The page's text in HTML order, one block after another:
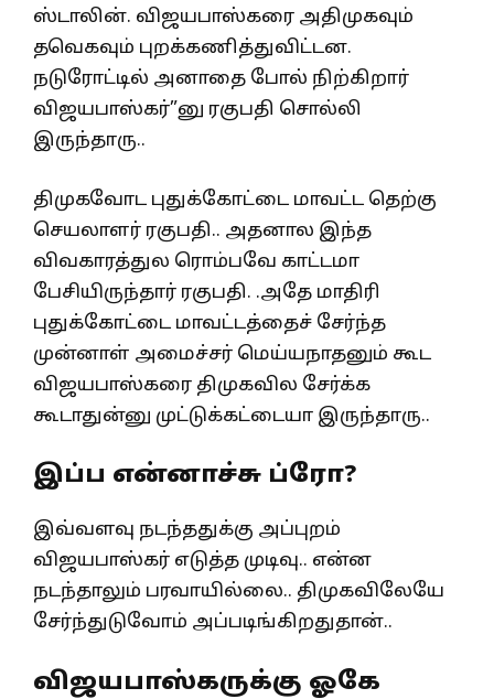
ஸ்டாலின். விஜயபாஸ்கரை அதிமுகவும்
தவெகவும் புறக்கணித்துவிட்டன.
நடுரோட்டில் அனாதை போல் நிற்கிறார்
விஜயபாஸ்கர்”னு ரகுபதி சொல்லி
இருந்தாரு..
திமுகவோட புதுக்கோட்டை மாவட்ட தெற்கு
செயலாளர் ரகுபதி.. அதனால இந்த
விவகாரத்துல ரொம்பவே காட்டமா
பேசியிருந்தார் ரகுபதி. .அதே மாதிரி
புதுக்கோட்டை மாவட்டத்தைச் சேர்ந்த
முன்னாள் அமைச்சர் மெய்யநாதனும் கூட
விஜயபாஸ்கரை திமுகவில சேர்க்க
கூடாதுன்னு முட்டுக்கட்டையா இருந்தாரு..
இப்ப என்னாச்சு ப்ரோ?
இவ்வளவு நடந்ததுக்கு அப்புறம்
விஜயபாஸ்கர் எடுத்த முடிவு.. என்ன
நடந்தாலும் பரவாயில்லை.. திமுகவிலேயே
சேர்ந்துடுவோம் அப்படிங்கிறதுதான்..
விஜயபாஸ்கருக்கு ஓகே